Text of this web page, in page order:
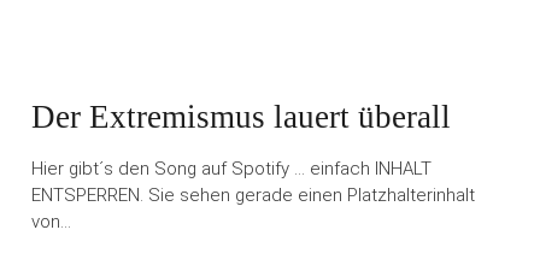
Der Extremismus lauert überall
Hier gibt´s den Song auf Spotify … einfach INHALT
ENTSPERREN. Sie sehen gerade einen Platzhalterinhalt
von…